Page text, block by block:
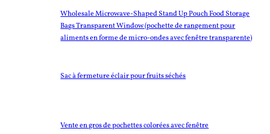
Wholesale Microwave-Shaped Stand Up Pouch Food Storage
Bags Transparent Window (pochette de rangement pour
aliments en forme de micro-ondes avec fenêtre transparente)
Sac à fermeture éclair pour fruits séchés
Vente en gros de pochettes colorées avec fenêtre